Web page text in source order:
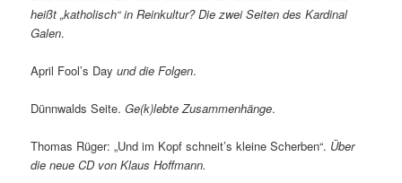
heißt „katholisch“ in Reinkultur? Die zwei Seiten des Kardinal
Galen.
April Fool’s Dayund die Folgen.
Dünnwalds Seite.Ge(k)lebte Zusammenhänge.
Thomas Rüger: „Und im Kopf schneit’s kleine Scherben“. Über
die neue CD von Klaus Hoffmann.